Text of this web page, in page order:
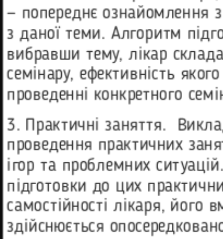
— попереднє ознайомлення
з даної теми. Алгоритм
вибравши тему, лікар
семінару, ефективність
проведенні конкретного
3. Практичні заняття.
проведення практичних
ігор та проблемних
підготовки до цих
самостійності лікаря, його
здійснюється